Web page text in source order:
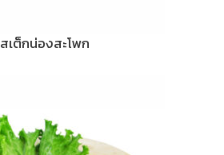
สเต็กน่องสะโพก